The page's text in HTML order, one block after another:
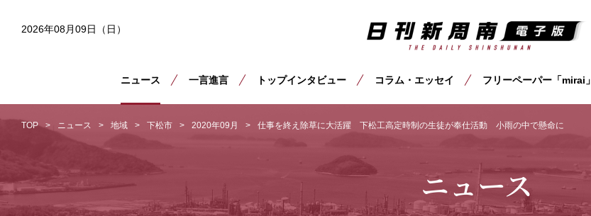
2026年08月09日（日）
ニュース 一言進言 トップインタビュー コラム・エッセイ フリーペーパー「mirai」
TOP ニュース 地域 下松市 2020年09月 仕事を終え除草に大活躍 下松工高定時制の生徒が奉仕活動 小雨の中で懸命に
ニュース